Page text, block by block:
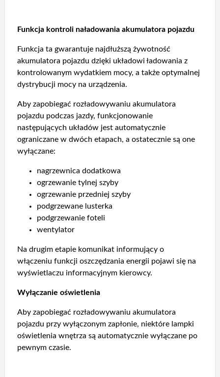
Funkcja kontroli naładowania akumulatora pojazdu
Funkcja ta gwarantuje najdłuższą żywotność
akumulatora pojazdu dzięki układowi ładowania z
kontrolowanym wydatkiem mocy, a także optymalnej
dystrybucji mocy na urządzenia.
Aby zapobiegać rozładowywaniu akumulatora
pojazdu podczas jazdy, funkcjonowanie
następujących układów jest automatycznie
ograniczane w dwóch etapach, a ostatecznie są one
wyłączane:
nagrzewnica dodatkowa
ogrzewanie tylnej szyby
ogrzewanie przedniej szyby
podgrzewane lusterka
podgrzewanie foteli
wentylator
Na drugim etapie komunikat informujący o
włączeniu funkcji oszczędzania energii pojawi się na
wyświetlaczu informacyjnym kierowcy.
Wyłączanie oświetlenia
Aby zapobiegać rozładowywaniu akumulatora
pojazdu przy wyłączonym zapłonie, niektóre lampki
oświetlenia wnętrza są automatycznie wyłączane po
pewnym czasie.